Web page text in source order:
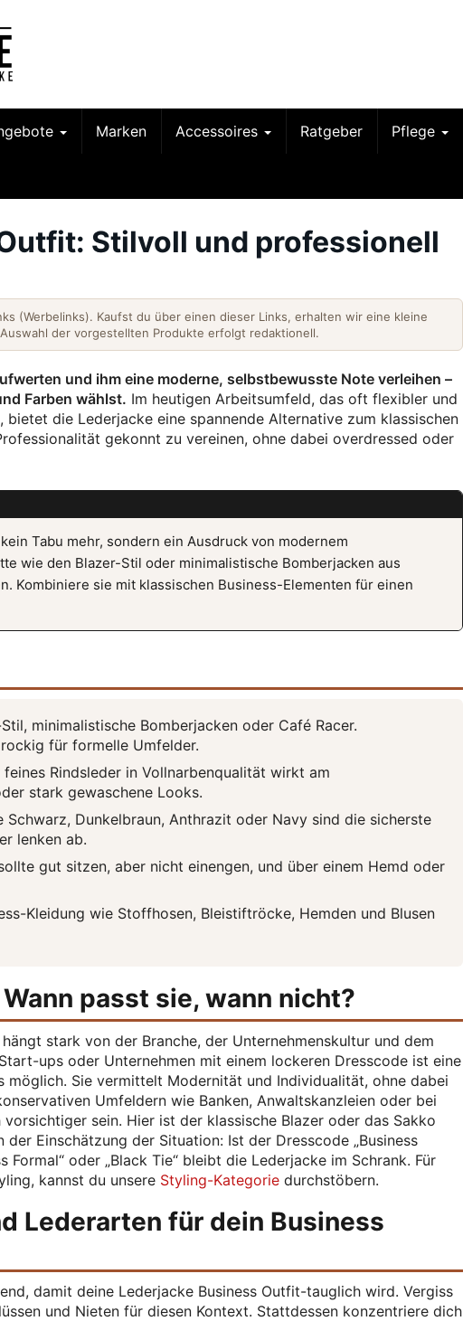
Marken Accessoires Ratgeber Pflege
Stilvoll und professionell
(Werbelinks). Kaufst du über einen dieser Links, erhalten wir eine kleine
der vorgestellten Produkte erfolgt redaktionell.
und ihm eine moderne, selbstbewusste Note verleihen –
Farben wählst. Im heutigen Arbeitsumfeld, das oft flexibler und
die Lederjacke eine spannende Alternative zum klassischen
gekonnt zu vereinen, ohne dabei overdressed oder
Tabu mehr, sondern ein Ausdruck von modernem
wie den Blazer-Stil oder minimalistische Bomberjacken aus
Kombiniere sie mit klassischen Business-Elementen für einen
minimalistische Bomberjacken oder Café Racer.
für formelle Umfelder.
Rindsleder in Vollnarbenqualität wirkt am
stark gewaschene Looks.
Schwarz, Dunkelbraun, Anthrazit oder Navy sind die sicherste
lenken ab.
gut sitzen, aber nicht einengen, und über einem Hemd oder
Kleidung wie Stoffhosen, Bleistiftröcke, Hemden und Blusen
passt sie, wann nicht?
stark von der Branche, der Unternehmenskultur und dem
ups oder Unternehmen mit einem lockeren Dresscode ist eine
Sie vermittelt Modernität und Individualität, ohne dabei
Umfeldern wie Banken, Anwaltskanzleien oder bei
sein. Hier ist der klassische Blazer oder das Sakko
Einschätzung der Situation: Ist der Dresscode „Business
Formal“ oder „Black Tie“ bleibt die Lederjacke im Schrank. Für
kannst du unsere Styling-Kategorie durchstöbern.
Lederarten für dein Business
damit deine Lederjacke Business Outfit-tauglich wird. Vergiss
und Nieten für diesen Kontext. Stattdessen konzentriere dich